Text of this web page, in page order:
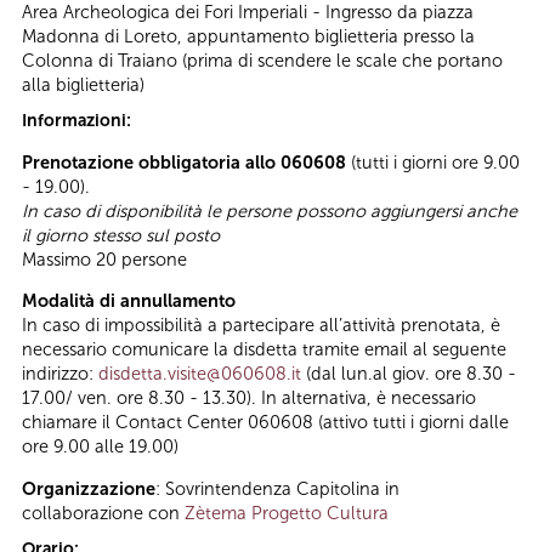
Area Archeologica dei Fori Imperiali - Ingresso da piazza
Madonna di Loreto, appuntamento biglietteria presso la
Colonna di Traiano (prima di scendere le scale che portano
alla biglietteria)
Informazioni:
Prenotazione obbligatoria allo 060608 (tutti i giorni ore 9.00
- 19.00).
In caso di disponibilità le persone possono aggiungersi anche
il giorno stesso sul posto
Massimo 20 persone
Modalità di annullamento
In caso di impossibilità a partecipare all’attività prenotata, è
necessario comunicare la disdetta tramite email al seguente
indirizzo: disdetta.visite@060608.it (dal lun.al giov. ore 8.30 -
17.00/ ven. ore 8.30 - 13.30). In alternativa, è necessario
chiamare il Contact Center 060608 (attivo tutti i giorni dalle
ore 9.00 alle 19.00)
Organizzazione: Sovrintendenza Capitolina in
collaborazione con Zètema Progetto Cultura